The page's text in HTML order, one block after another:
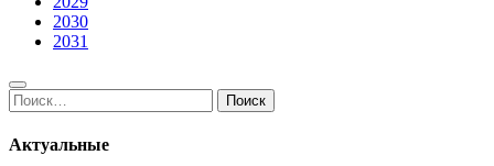
2030
2031
Поиск:
Поиск
Актуальные